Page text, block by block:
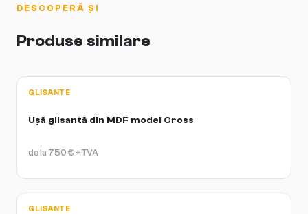
DESCOPERĂ ȘI
Produse similare
GLISANTE
Ușă glisantă din MDF model Cross
de la 750 € + TVA
GLISANTE